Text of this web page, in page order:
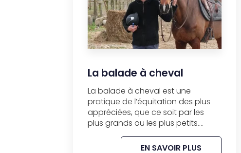
La balade à cheval
La balade à cheval est une
pratique de l’équitation des plus
appréciées, que ce soit par les
plus grands ou les plus petits....
EN SAVOIR PLUS